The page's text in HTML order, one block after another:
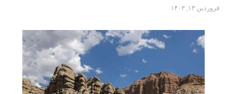
فروردین ۱۳, ۱۴۰۳